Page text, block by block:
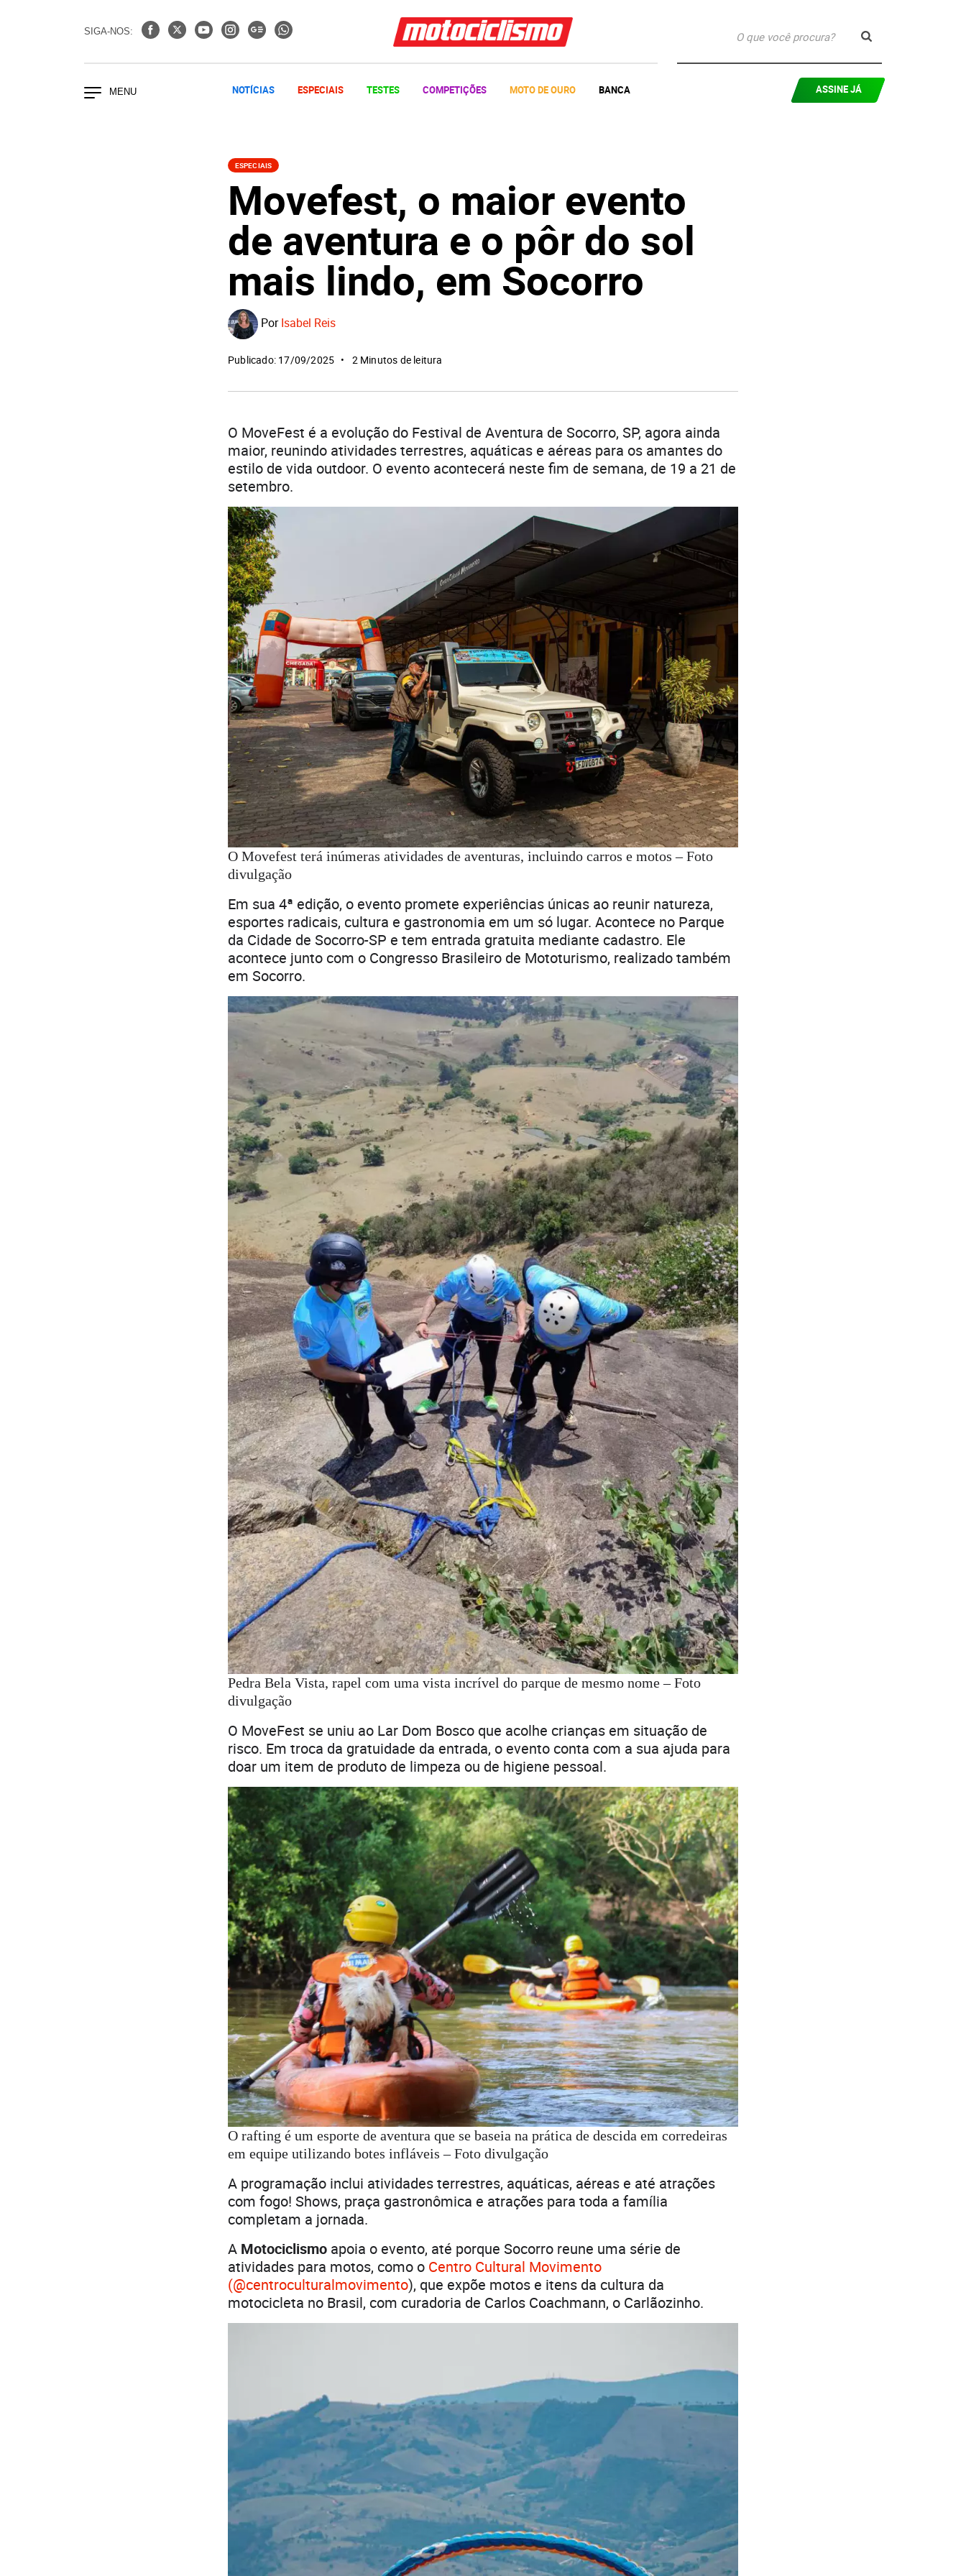
SIGA-NOS:
NOTÍCIAS ESPECIAIS TESTES COMPETIÇÕES MOTO DE OURO BANCA ASSINE JÁ
ESPECIAIS
Movefest, o maior evento
de aventura e o pôr do sol
mais lindo, em Socorro
PorIsabel Reis
Publicado: 17/09/2025 2 Minutos de leitura
O MoveFest é a evolução do Festival de Aventura de Socorro, SP, agora ainda
maior, reunindo atividades terrestres, aquáticas e aéreas para os amantes do
estilo de vida outdoor. O evento acontecerá neste fim de semana, de 19 a 21 de
setembro.
O Movefest terá inúmeras atividades de aventuras, incluindo carros e motos – Foto
divulgação
Em sua 4ª edição, o evento promete experiências únicas ao reunir natureza,
esportes radicais, cultura e gastronomia em um só lugar. Acontece no Parque
da Cidade de Socorro-SP e tem entrada gratuita mediante cadastro. Ele
acontece junto com o Congresso Brasileiro de Mototurismo, realizado também
em Socorro.
Pedra Bela Vista, rapel com uma vista incrível do parque de mesmo nome – Foto
divulgação
O MoveFest se uniu ao Lar Dom Bosco que acolhe crianças em situação de
risco. Em troca da gratuidade da entrada, o evento conta com a sua ajuda para
doar um item de produto de limpeza ou de higiene pessoal.
O rafting é um esporte de aventura que se baseia na prática de descida em corredeiras
em equipe utilizando botes infláveis – Foto divulgação
A programação inclui atividades terrestres, aquáticas, aéreas e até atrações
com fogo! Shows, praça gastronômica e atrações para toda a família
completam a jornada.
A Motociclismo apoia o evento, até porque Socorro reune uma série de
atividades para motos, como o Centro Cultural Movimento
(@centroculturalmovimento), que expõe motos e itens da cultura da
motocicleta no Brasil, com curadoria de Carlos Coachmann, o Carlãozinho.